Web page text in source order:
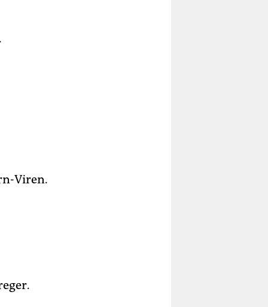
Viren.